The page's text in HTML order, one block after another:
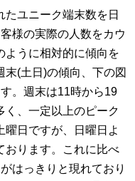
ユニーク端末数を日
様の実際の人数をカウ
ように相対的に傾向を
(土日)の傾向、下の図
。週末は11時から19
く、一定以上のピーク
曜日ですが、日曜日よ
おります。これに比べ
はっきりと現れており